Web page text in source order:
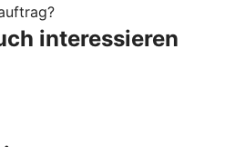
interessieren